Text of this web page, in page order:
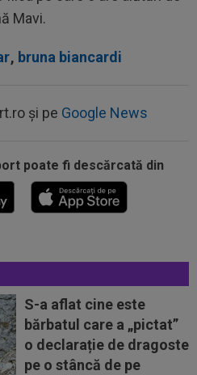
Mavi.
, bruna biancardi
și pe Google News
poate fi descărcată din
S-a aflat cine este
bărbatul care a „pictat”
o declarație de dragoste
pe o stâncă de pe
întâmpla cu Filipe
Craiova 1-1
”în război” cu două